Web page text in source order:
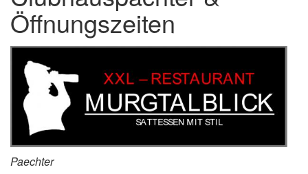
Öffnungszeiten
Paechter